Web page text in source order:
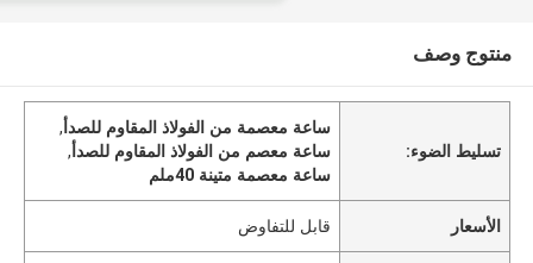
منتوج وصف
تسليط الضوء:
ساعة معصمة من الفولاذ المقاوم للصدأ,
ساعة معصم من الفولاذ المقاوم للصدأ,
ساعة معصمة متينة 40ملم
الأسعار قابل للتفاوض